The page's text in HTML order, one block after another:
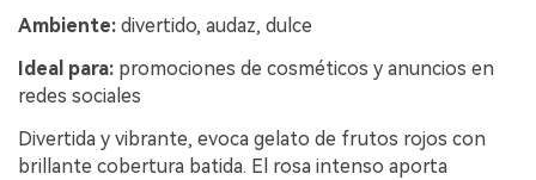
Ambiente: divertido, audaz, dulce
Ideal para: promociones de cosméticos y anuncios en
redes sociales
Divertida y vibrante, evoca gelato de frutos rojos con
brillante cobertura batida. El rosa intenso aporta